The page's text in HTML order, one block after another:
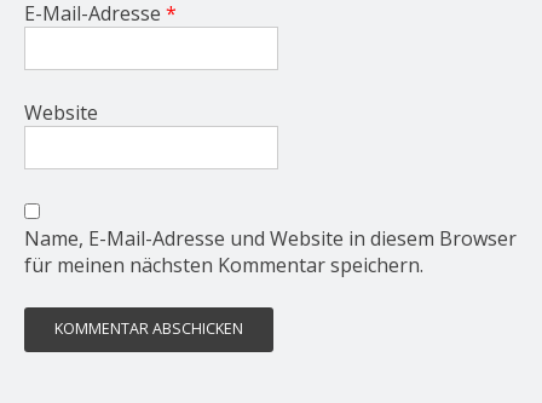
E-Mail-Adresse *
Website
Name, E-Mail-Adresse und Website in diesem Browser
für meinen nächsten Kommentar speichern.